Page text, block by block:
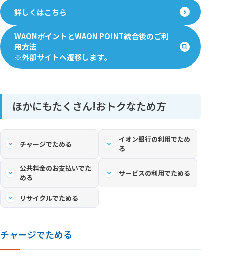
詳しくはこちら
WAONポイントとWAON POINT統合後のご利
用方法
※外部サイトへ遷移します。
ほかにもたくさん!おトクなため方
チャージでためる
イオン銀行の利用でため
る
公共料金のお支払いでた
める
サービスの利用でためる
リサイクルでためる
チャージでためる